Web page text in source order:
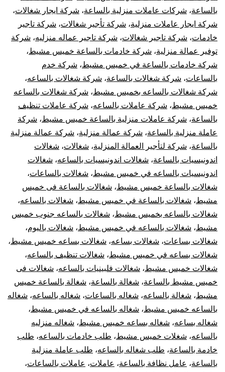
بالساعة، شركات عاملات منزلية بالساعة، شركة ايجار شغالات،
شركة ايجار عاملات منزلية، شركة تأجير شغالات، شركة تاجير
خادمات، شركة تاجير شغالات، شركة تاجير عماله منزليه، شركة
توفير عمالة منزلية، شركة خادمات بالساعة خميس مشيط،
شركة خادمات بالساعة في خميس مشيط، شركة خدم
بالساعات، شركة شغالات بالساعة، شركة شغالات بالساعه،
شركة شغالات بالساعه بخميس مشيط، شركة شغالات بالساعه
خميس مشيط، شركة عاملات بالساعه، شركة عاملات تنظيف
بالساعة، شركة عاملات منزلية بالساعة خميس مشيط، شركة
عاملة منزلية بالساعة، شركة عمالة منزلية، شركة عمالة منزلية
بالساعة، شركة لتأجير العمالة المنزلية، شغالات، شغالات
اندونيسيات بالساعة، شغالات اندونيسيات بالساعه، شغالات
اندونيسيات بالساعه في خميس مشيط، شغالات بالساعات،
شغالات بالساعة خميس مشيط، شغالات بالساعة فى خميس
مشيط، شغالات بالساعة في خميس مشيط، شغالات بالساعه،
شغالات بالساعه بخميس مشيط، شغالات بالساعه جنوب خميس
مشيط، شغالات بالساعه في خميس مشيط، شغالات باليوم،
شغالات بساعات، شغالات بساعه، شغالات بساعه خميس مشيط،
شغالات بساعه في خميس مشيط، شغالات تنظيف بالساعه،
شغالات خميس مشيط، شغالات فلبينيات بالساعه، شغالات فى
خميس مشيط بالساعة، شغالة بالساعة، شغالة بالساعة خميس
مشيط، شغالة بالساعه، شغاله بالساعات، شغاله بالساعه، شغاله
بالساعه خميس مشيط، شغاله بالساعه في خميس مشيط،
شغاله بساعه، شغاله بساعه خميس مشيط، شغاله منزليه
بالساعه، شغلات خميس مشيط، طلب خادمات بالساعه، طلب
خادمة بالساعة، طلب شغاله بالساعه، طلب عاملة منزلية
بالساعة، عامل نظافة بالساعة، عاملات، عاملات بالساعات،